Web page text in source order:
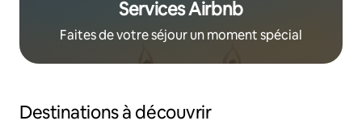
Services Airbnb
Faites de votre séjour un moment spécial
Destinations à découvrir